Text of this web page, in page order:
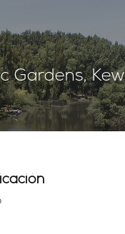
Gardens, Kew